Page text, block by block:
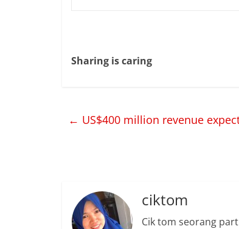
Sharing is caring
← US$400 million revenue
ciktom
Cik tom seorang